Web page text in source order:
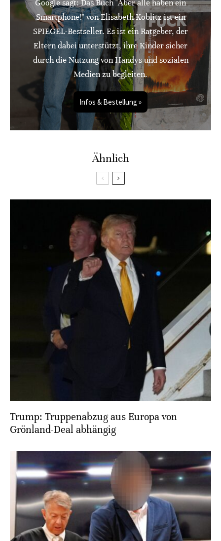
Google sagt: Das Buch "Aber alle haben ein
Smartphone!" von Elisabeth Koblitz ist ein
SPIEGEL-Bestseller. Es ist ein Ratgeber, der
Eltern dabei unterstützt, ihre Kinder sicher
durch die Nutzung von Handys und sozialen
Medien zu begleiten.
Infos & Bestellung »
Ähnlich
Trump: Truppenabzug aus Europa von
Grönland-Deal abhängig